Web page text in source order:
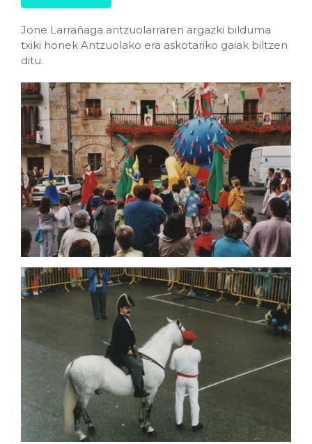
Jone Larrañaga antzuolarraren argazki bilduma
txiki honek Antzuolako era askotariko gaiak biltzen
ditu.